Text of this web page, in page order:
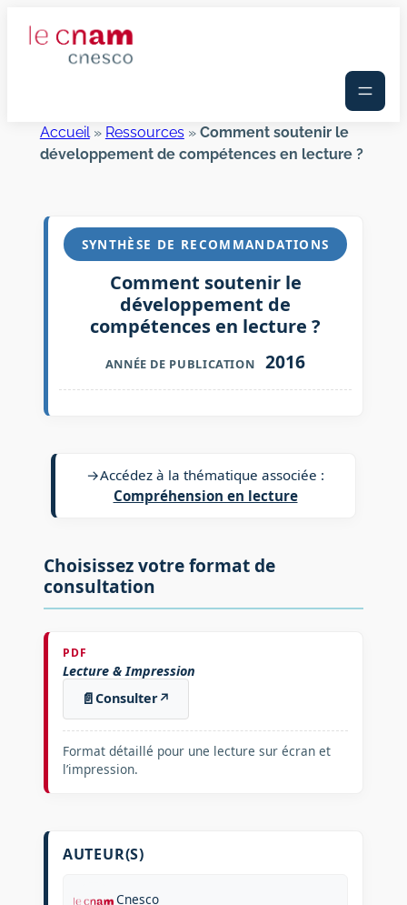
Accueil» Ressources» Comment soutenir le
développement de compétences en lecture ?
SYNTHÈSE DE RECOMMANDATIONS
Comment soutenir le
développement de
compétences en lecture ?
ANNÉE DE PUBLICATION 2016
→Accédez à la thématique associée :
Compréhension en lecture
Choisissez votre format de
consultation
PDF
Lecture & Impression
📄Consulter↗
Format détaillé pour une lecture sur écran et
l’impression.
AUTEUR(S)
Cnesco